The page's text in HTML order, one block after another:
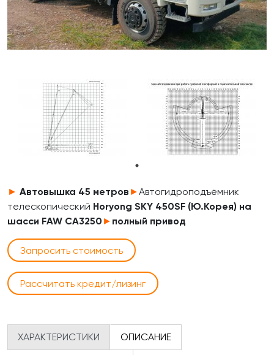
► Автовышка 45 метров ►Автогидроподъёмник
телескопический Horyong SKY 450SF (Ю.Корея) на
шасси FAW CA3250 ► полный привод
Запросить стоимость
Рассчитать кредит/лизинг
ХАРАКТЕРИСТИКИ ОПИСАНИЕ